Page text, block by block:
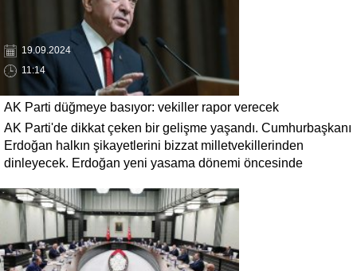
19.09.2024
11:14
AK Parti düğmeye basıyor: vekiller rapor verecek
AK Parti'de dikkat çeken bir gelişme yaşandı. Cumhurbaşkanı
Erdoğan halkın şikayetlerini bizzat milletvekillerinden
dinleyecek. Erdoğan yeni yasama dönemi öncesinde